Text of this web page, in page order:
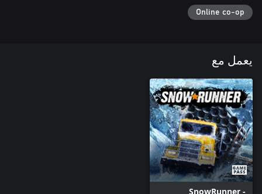
Online co-op
يعمل مع
SnowRunner -